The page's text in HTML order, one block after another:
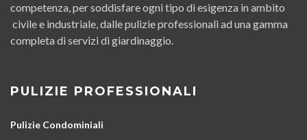
competenza, per soddisfare ogni tipo di esigenza in ambito
civile e industriale, dalle pulizie professionali ad una gamma
completa di servizi di giardinaggio.
PULIZIE PROFESSIONALI
Pulizie Condominiali